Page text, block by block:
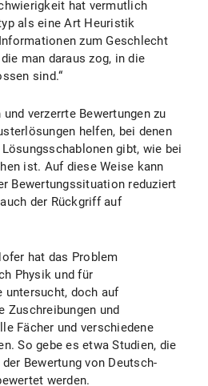
hat vermutlich
als eine Art Heuristik
zum Geschlecht
man daraus zog, in die
sind.“
verzerrte Bewertungen zu
helfen, bei denen
gibt, wie bei
ist. Auf diese Weise kann
Bewertungssituation reduziert
der Rückgriff auf
hat das Problem
Physik und für
untersucht, doch auf
Zuschreibungen und
Fächer und verschiedene
So gebe es etwa Studien, die
Bewertung von Deutsch-
werden.